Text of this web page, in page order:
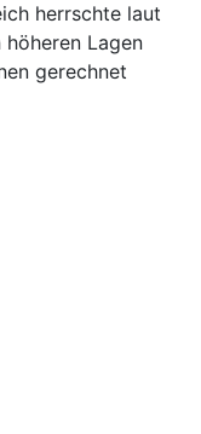
herrschte laut
Lagen
gerechnet